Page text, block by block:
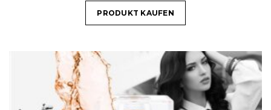
PRODUKT KAUFEN